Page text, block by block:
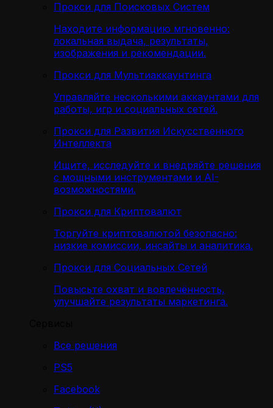
Прокси для Поисковых Систем
Находите информацию мгновенно:
локальная выдача, результаты,
изображения и рекомендации.
Прокси для Мультиаккаунтинга
Управляйте несколькими аккаунтами для
работы, игр и социальных сетей.
Прокси для Развития Искусственного
Интеллекта
Ищите, исследуйте и внедряйте решения
с мощными инструментами и AI-
возможностями.
Прокси для Криптовалют
Торгуйте криптовалютой безопасно:
низкие комиссии, инсайты и аналитика.
Прокси для Социальных Сетей
Повысьте охват и вовлечённость,
улучшайте результаты маркетинга.
Все решения
PS5
Facebook